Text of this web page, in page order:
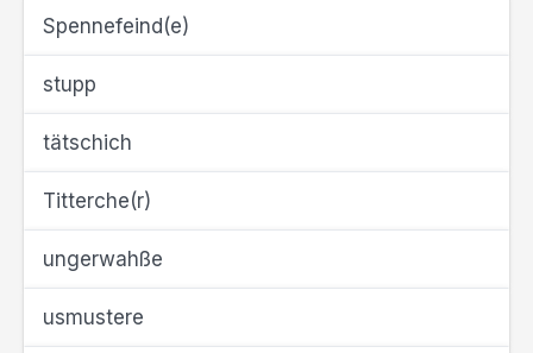
Spennefeind(e)
stupp
tätschich
Titterche(r)
ungerwahße
usmustere